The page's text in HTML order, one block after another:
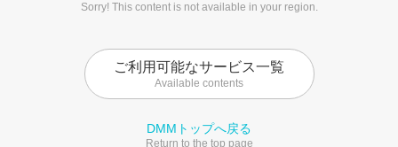
Sorry! This content is not available in your region.
ご利用可能なサービス一覧
Available contents
DMMトップへ戻る
Return to the top page